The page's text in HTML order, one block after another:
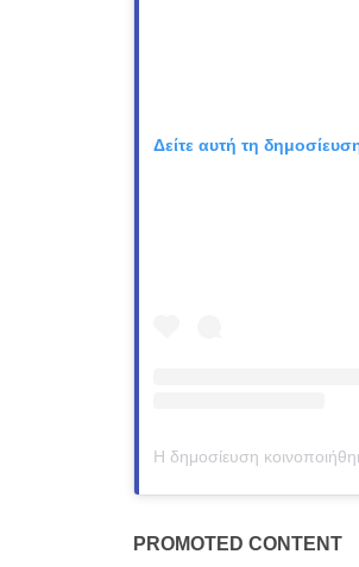
Δείτε αυτή τη